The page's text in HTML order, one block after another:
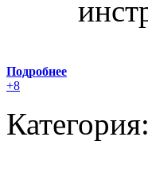
Подробнее
+8
Категория: